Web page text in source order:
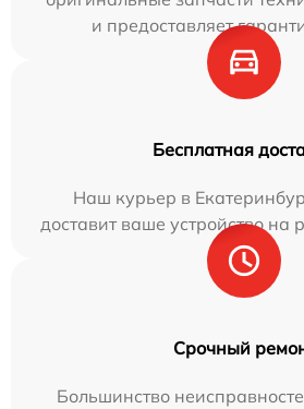
и предоставляет
Бесплатная
Наш курьер в
доставит ваше устройство на
Срочный
Большинство